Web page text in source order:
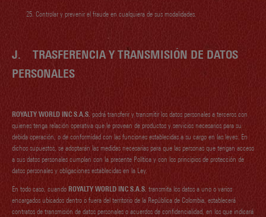
Controlar y prevenir el fraude en cualquiera de sus modalidades.
J.
TRASFERENCIA Y TRANSMISIÓN DE DATOS
PERSONALES
ROYALTY WORLD INC S.A.S. podrá transferir y transmitir los datos personales a terceros con
quienes tenga relación operativa que le provean de productos y servicios necesarios para su
debida operación, o de conformidad con las funciones establecidas a su cargo en las leyes. En
dichos supuestos, se adoptarán las medidas necesarias para que las personas que tengan acceso
a sus datos personales cumplan con la presente Política y con los principios de protección de
datos personales y obligaciones establecidas en la Ley.
En todo caso, cuando ROYALTY WORLD INC S.A.S. transmita los datos a uno o varios
encargados ubicados dentro o fuera del territorio de la República de Colombia, establecerá
contratos de transmisión de datos personales o acuerdos de confidencialidad, en los que indicará